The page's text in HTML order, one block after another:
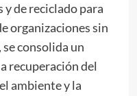
de reciclado para
organizaciones sin
consolida un
recuperación del
ambiente y la